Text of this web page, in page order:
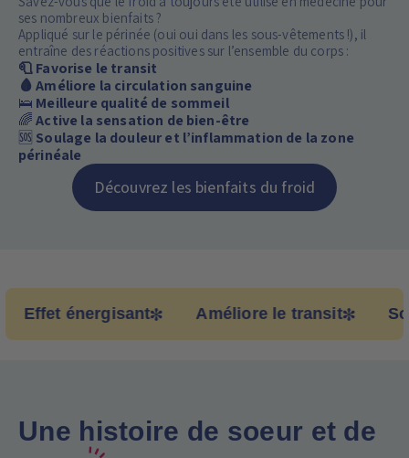
Savez-vous que le froid a toujours été utilisé en médecine pour
ses nombreux bienfaits ?
Appliqué sur le périnée (oui oui dans les sous-vêtements !), il
entraîne des réactions positives sur l’ensemble du corps :
🧻 Favorise le transit
🩸 Améliore la circulation sanguine
🛌 Meilleure qualité de sommeil
🌈Active la sensation de bien-être
🆘Soulage la douleur et l’inflammation de la zone
périnéale
Découvrez les bienfaits du froid
énergisant Améliore le transit
Une histoire de soeur et de